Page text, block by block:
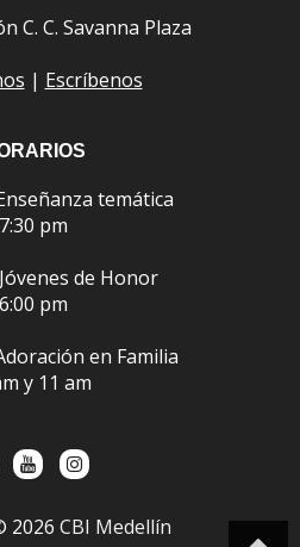
C. C. Savanna Plaza
| Escríbenos
temática
7:30 pm
de Honor
6:00 pm
en Familia
y 11 am
2026 CBI Medellín